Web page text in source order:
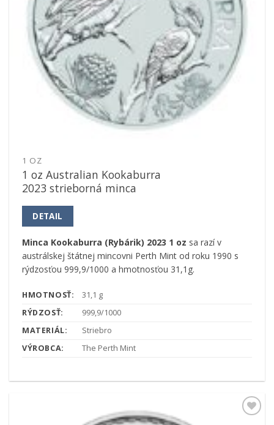
1 OZ
1 oz Australian Kookaburra
2023 strieborná minca
DETAIL
Minca Kookaburra (Rybárik) 2023 1 oz sa razí v
austrálskej štátnej mincovni Perth Mint od roku 1990 s
rýdzosťou 999,9/1000 a hmotnosťou 31,1g.
HMOTNOSŤ:
31,1 g
RÝDZOSŤ:
999,9/1000
MATERIÁL:
Striebro
VÝROBCA:
The Perth Mint